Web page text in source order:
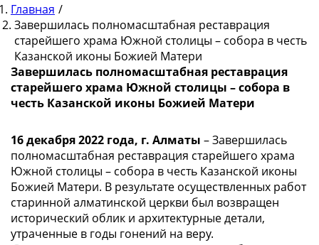
Главная /
Завершилась полномасштабная реставрация
старейшего храма Южной столицы – собора в честь
Казанской иконы Божией Матери
Завершилась полномасштабная реставрация
старейшего храма Южной столицы – собора в
честь Казанской иконы Божией Матери
16 декабря 2022 года, г. Алматы – Завершилась
полномасштабная реставрация старейшего храма
Южной столицы – собора в честь Казанской иконы
Божией Матери. В результате осуществленных работ
старинной алматинской церкви был возвращен
исторический облик и архитектурные детали,
утраченные в годы гонений на веру.